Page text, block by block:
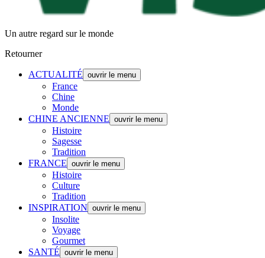
Un autre regard sur le monde
Retourner
ACTUALITÉ ouvrir le menu
France
Chine
Monde
CHINE ANCIENNE ouvrir le menu
Histoire
Sagesse
Tradition
FRANCE ouvrir le menu
Histoire
Culture
Tradition
INSPIRATION ouvrir le menu
Insolite
Voyage
Gourmet
SANTÉ ouvrir le menu